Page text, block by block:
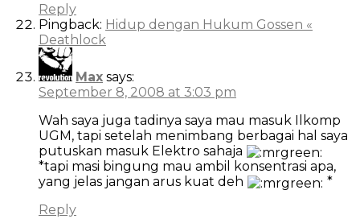
Reply
Pingback: Hidup dengan Hukum Gossen «
Deathlock
Max says:
September 8, 2008 at 3:03 pm
Wah saya juga tadinya saya mau masuk Ilkomp
UGM, tapi setelah menimbang berbagai hal saya
putuskan masuk Elektro sahaja
*tapi masi bingung mau ambil konsentrasi apa,
yang jelas jangan arus kuat deh
*
Reply